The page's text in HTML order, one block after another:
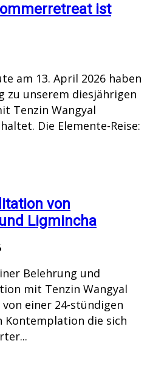
ist
am 13. April 2026 haben
zu unserem diesjährigen
Tenzin Wangyal
Die Elemente-Reise:
von
Ligmincha
Belehrung und
mit Tenzin Wangyal
einer 24-stündigen
Kontemplation die sich